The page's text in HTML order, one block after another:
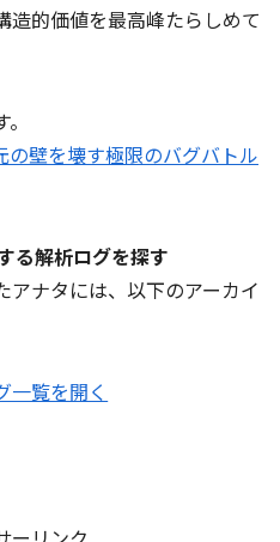
造的価値を最高峰たらしめて
壁を壊す極限のバグバトル
る解析ログを探す
ナタには、以下のアーカイ
一覧を開く